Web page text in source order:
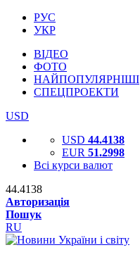
РУС
УКР
ВІДЕО
ФОТО
НАЙПОПУЛЯРНІШІ
СПЕЦПРОЕКТИ
USD
USD 44.4138
EUR 51.2998
Всі курси валют
44.4138
Авторизація
Пошук
RU